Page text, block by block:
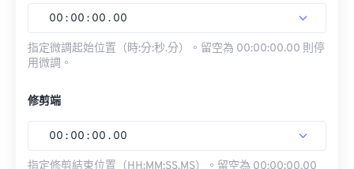
00 : 00 : 00 . 00
指定微調起始位置（時:分:秒.分）。留空為 00:00:00.00 則停
用微調。
修剪端
00 : 00 : 00 . 00
指定修剪結束位置（HH:MM:SS.MS）。留空為 00:00:00.00